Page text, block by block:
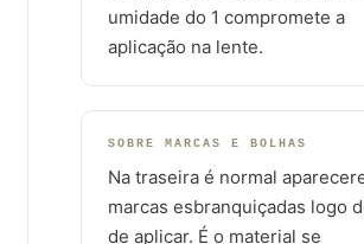
umidade do 1 compromete a
aplicação na lente.
SOBRE MARCAS E BOLHAS
Na traseira é normal
marcas esbranquiçadas logo
de aplicar. É o material se